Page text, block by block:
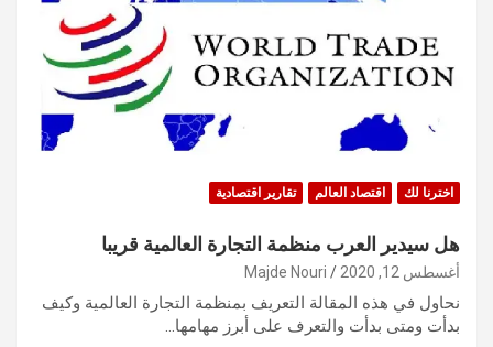
اخترنا لك اقتصاد العالم تقارير اقتصادية
هل سيدير العرب منظمة التجارة العالمية قريبا
أغسطس 12, 2020 Majde Nouri
نحاول في هذه المقالة التعريف بمنظمة التجارة العالمية وكيف
بدأت ومتى بدأت والتعرف على أبرز مهامها…